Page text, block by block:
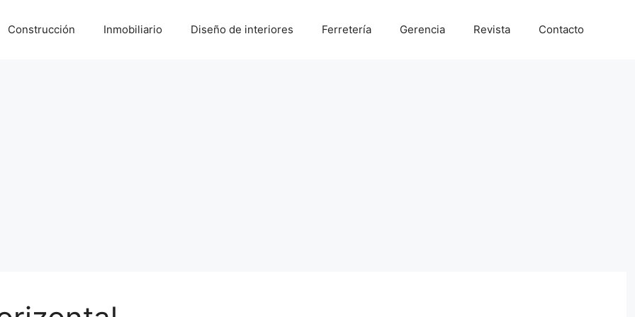
Construcción Inmobiliario Diseño de interiores Ferretería Gerencia Revista Contacto